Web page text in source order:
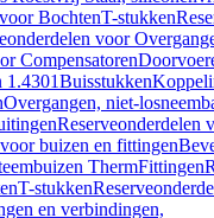
BochtenT-stukken
voor
Compensatoren
1.4301Buisstukken
Overgangen, niet-
Reserveonderdelen
buizen en fittingen
ThermFittingen
T-stukken
en verbindingen,